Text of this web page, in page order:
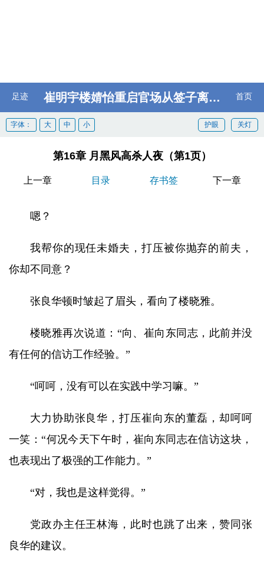
足迹 崔明宇楼婧怡重启官场从签子离婚协议开
首页
关灯
护眼
字体： 大 中 小
第16章 月黑风高杀人夜（第1页）
上一章 目录 存书签 下一章
嗯？
我帮你的现任未婚夫，打压被你抛弃的前夫，
你却不同意？
张良华顿时皱起了眉头，看向了楼晓雅。
楼晓雅再次说道：“向、崔向东同志，此前并没
有任何的信访工作经验。”
“呵呵，没有可以在实践中学习嘛。”
大力协助张良华，打压崔向东的董磊，却呵呵
一笑：“何况今天下午时，崔向东同志在信访这块，
也表现出了极强的工作能力。”
“对，我也是这样觉得。”
党政办主任王林海，此时也跳了出来，赞同张
良华的建议。